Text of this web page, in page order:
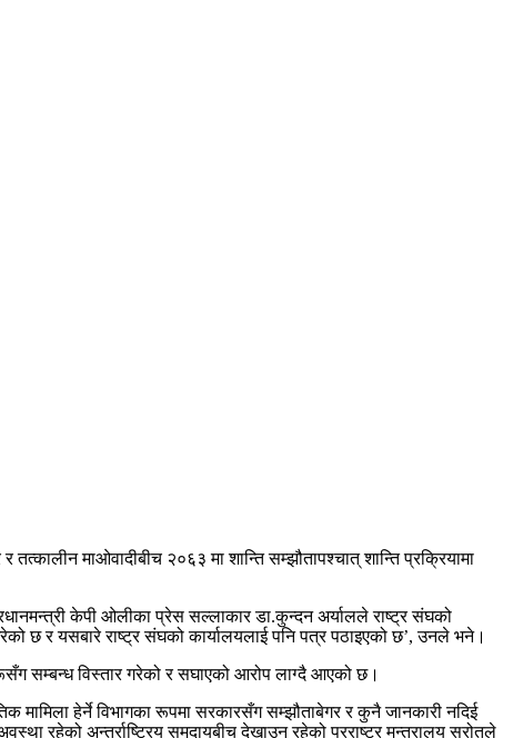
माओवादीबीच २०६३ मा शान्ति सम्झौतापश्चात् शान्ति प्रक्रियामा
केपी ओलीका प्रेस सल्लाकार डा.कुन्दन अर्यालले राष्ट्र संघको
छ र यसबारे राष्ट्र संघको कार्यालयलाई पनि पत्र पठाइएको छ’, उनले भने।
सम्बन्ध विस्तार गरेको र सघाएको आरोप लाग्दै आएको छ।
हेर्ने विभागका रूपमा सरकारसँग सम्झौताबेगर र कुनै जानकारी नदिई
रहेको अन्तर्राष्ट्रिय समुदायबीच देखाउनु रहेको परराष्ट्र मन्त्रालय स्रोतले